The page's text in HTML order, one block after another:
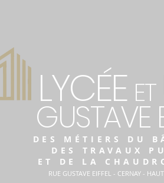
LYCÉE ET
GUSTAVE
DES MÉTIERS DU
DES TRAVAUX
ET DE LA
RUE GUSTAVE EIFFEL - CERNAY -